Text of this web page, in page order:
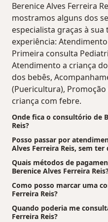
Berenice Alves Ferreira
mostramos alguns dos
especialista graças à
experiência:
Primeira consulta
Atendimento a criança
dos bebês,
(Puericultura),
criança com febre.
Onde fica o consultório de
Reis?
Posso passar por
Alves Ferreira Reis, sem
Quais métodos de
Berenice Alves Ferreira
Como posso marcar uma
Ferreira Reis?
Quando poderia me
Ferreira Reis?